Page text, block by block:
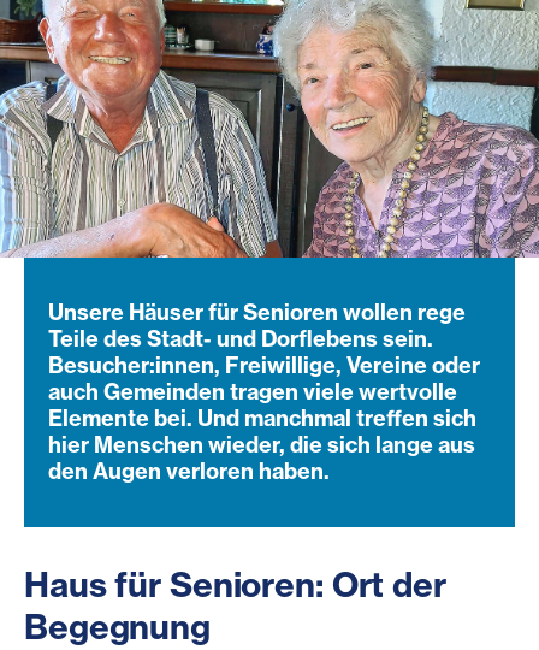
Unsere Häuser für Senioren wollen rege
Teile des Stadt- und Dorflebens sein.
Besucher:innen, Freiwillige, Vereine oder
auch Gemeinden tragen viele wertvolle
Elemente bei. Und manchmal treffen sich
hier Menschen wieder, die sich lange aus
den Augen verloren haben.
Haus für Senioren: Ort der
Begegnung